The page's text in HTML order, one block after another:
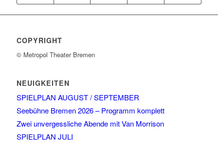
COPYRIGHT
© Metropol Theater Bremen
NEUIGKEITEN
SPIELPLAN AUGUST / SEPTEMBER
Seebühne Bremen 2026 – Programm komplett
Zwei unvergessliche Abende mit Van Morrison
SPIELPLAN JULI